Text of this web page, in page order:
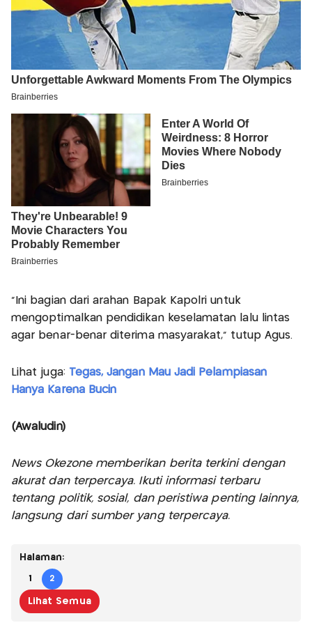
“Ini bagian dari arahan Bapak Kapolri untuk
mengoptimalkan pendidikan keselamatan lalu lintas
agar benar-benar diterima masyarakat,” tutup Agus.
Lihat juga: Tegas, Jangan Mau Jadi Pelampiasan
Hanya Karena Bucin
(Awaludin)
News Okezone memberikan berita terkini dengan
akurat dan terpercaya. Ikuti informasi terbaru
tentang politik, sosial, dan peristiwa penting lainnya,
langsung dari sumber yang terpercaya.
Halaman:
1 2
Lihat Semua